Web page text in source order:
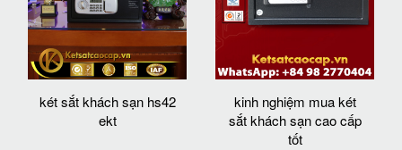
két sắt khách sạn hs42
ekt
kinh nghiệm mua két
sắt khách sạn cao cấp
tốt